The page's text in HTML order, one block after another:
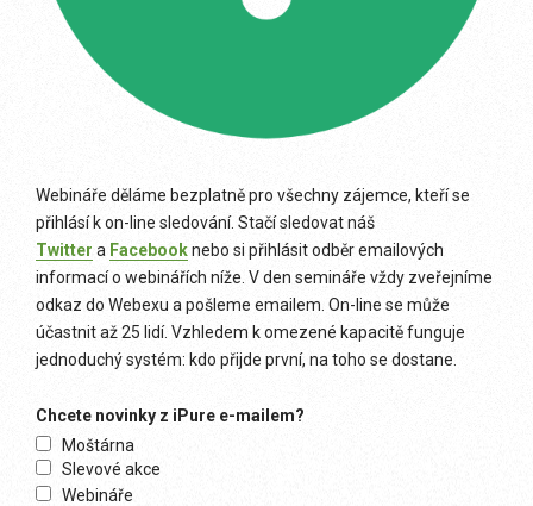
Webináře děláme bezplatně pro všechny zájemce, kteří se
přihlásí k on-line sledování. Stačí sledovat náš
Twitter a Facebooknebo si přihlásit odběr emailových
informací o webinářích níže. V den semináře vždy zveřejníme
odkaz do Webexu a pošleme emailem. On-line se může
účastnit až 25 lidí. Vzhledem k omezené kapacitě funguje
jednoduchý systém: kdo přijde první, na toho se dostane.
Chcete novinky z iPure e-mailem?
Moštárna
Slevové akce
Webináře